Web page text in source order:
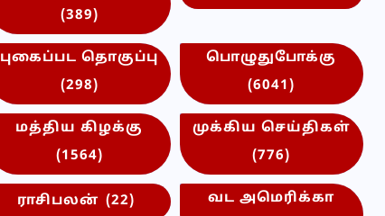
(389)
புகைப்பட தொகுப்பு
(298)
பொழுதுபோக்கு
(6041)
மத்திய கிழக்கு
(1564)
முக்கிய செய்திகள்
(776)
ராசிபலன் (22)
வட அமெரிக்கா